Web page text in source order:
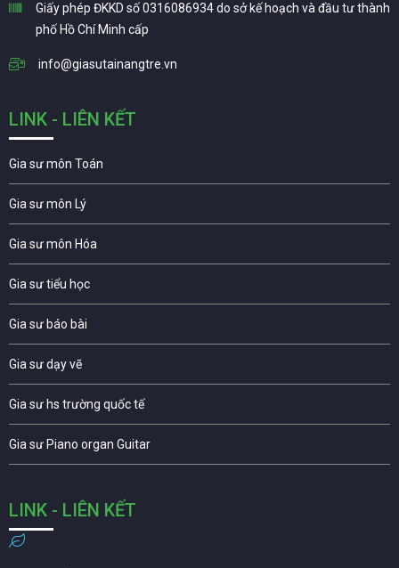
Giấy phép ĐKKD số 0316086934 do sở kế hoạch và đầu tư thành
phố Hồ Chí Minh cấp
info@giasutainangtre.vn
LINK - LIÊN KẾT
Gia sư môn Toán
Gia sư môn Lý
Gia sư môn Hóa
Gia sư tiểu học
Gia sư báo bài
Gia sư dạy vẽ
Gia sư hs trường quốc tế
Gia sư Piano organ Guitar
LINK - LIÊN KẾT